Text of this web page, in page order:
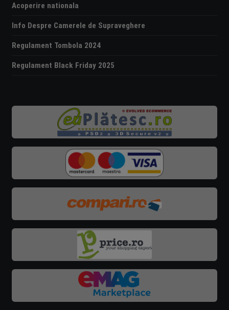
Acoperire nationala
Info Despre Camerele de Supraveghere
Regulament Tombola 2024
Regulament Black Friday 2025